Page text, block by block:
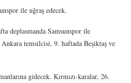
ile uğraş edecek.
deplasmanda Samsunspor ile
Ankara temsilcisi, 9. haftada Beşiktaş ve
gidecek. Kırmızı-karalar, 26.